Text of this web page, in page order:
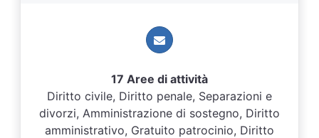
17 Aree di attività
Diritto civile, Diritto penale, Separazioni e
divorzi, Amministrazione di sostegno, Diritto
amministrativo, Gratuito patrocinio, Diritto